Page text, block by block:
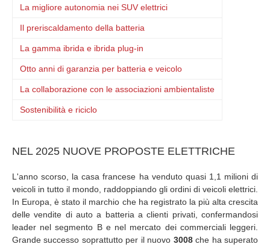
La migliore autonomia nei SUV elettrici
Il preriscaldamento della batteria
La gamma ibrida e ibrida plug-in
Otto anni di garanzia per batteria e veicolo
La collaborazione con le associazioni ambientaliste
Sostenibilità e riciclo
NEL 2025 NUOVE PROPOSTE ELETTRICHE
L'anno scorso, la casa francese ha venduto quasi 1,1 milioni di
veicoli in tutto il mondo, raddoppiando gli ordini di veicoli elettrici.
In Europa, è stato il marchio che ha registrato la più alta crescita
delle vendite di auto a batteria a clienti privati, confermandosi
leader nel segmento B e nel mercato dei commerciali leggeri.
Grande successo soprattutto per il nuovo 3008che ha superato